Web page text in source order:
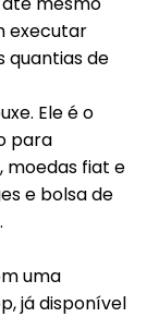
executar
quantias de
Ele é o
para
moedas fiat e
e bolsa de
uma
já disponível